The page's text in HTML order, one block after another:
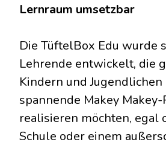
Lernraum umsetzbar
Die TüftelBox Edu wurde
Lehrende entwickelt, die
Kindern und Jugendlichen
spannende Makey
realisieren möchten, egal
Schule oder einem